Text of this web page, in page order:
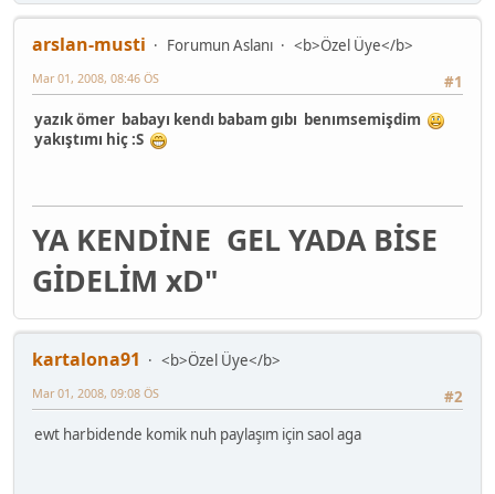
arslan-musti Forumun Aslanı
<b>Özel Üye</b>
#1
Mar 01, 2008, 08:46 ÖS
yazık ömer babayı kendı babam gıbı benımsemişdim
yakıştımı hiç :S
YA KENDİNE GEL YADA BİSE
GİDELİM xD"
kartalona91
<b>Özel Üye</b>
#2
Mar 01, 2008, 09:08 ÖS
ewt harbidende komik nuh paylaşım için saol aga